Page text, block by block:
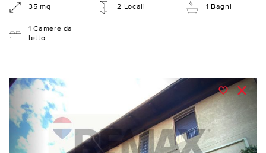
35 mq 2 Locali 1 Bagni
1 Camere da
letto